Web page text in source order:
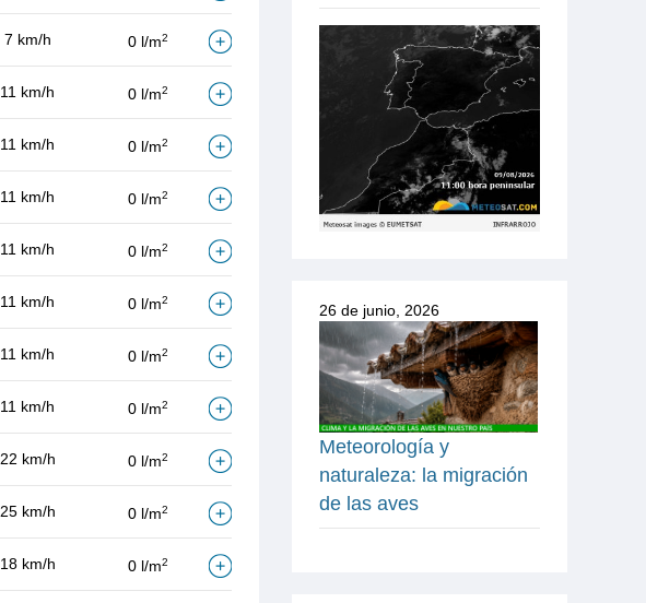
7 km/h 0 l/m2
11 km/h 0 l/m2
11 km/h 0 l/m2
11 km/h 0 l/m2
11 km/h 0 l/m2
11 km/h 0 l/m2
11 km/h 0 l/m2
11 km/h 0 l/m2
22 km/h 0 l/m2
25 km/h 0 l/m2
18 km/h 0 l/m2
26 de junio, 2026
Meteorología y
naturaleza: la migración
de las aves